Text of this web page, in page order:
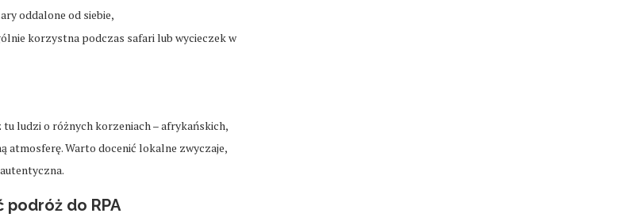
oddalone od siebie,
korzystna podczas safari lub wycieczek w
ludzi o różnych korzeniach – afrykańskich,
atmosferę. Warto docenić lokalne zwyczaje,
do RPA